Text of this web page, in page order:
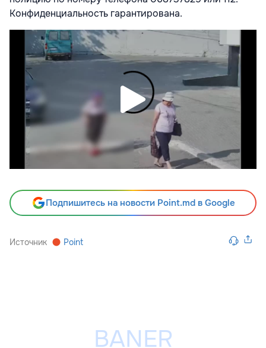
Конфиденциальность гарантирована.
Подпишитесь на новости Point.md в Google
Источник Point